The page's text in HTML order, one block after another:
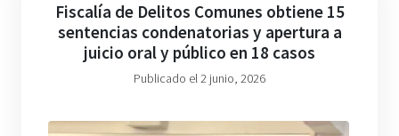
Fiscalía de Delitos Comunes obtiene 15
sentencias condenatorias y apertura a
juicio oral y público en 18 casos
Publicado el 2 junio, 2026